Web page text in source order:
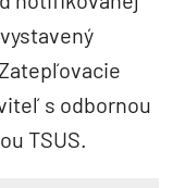
s odbornou
TSUS.